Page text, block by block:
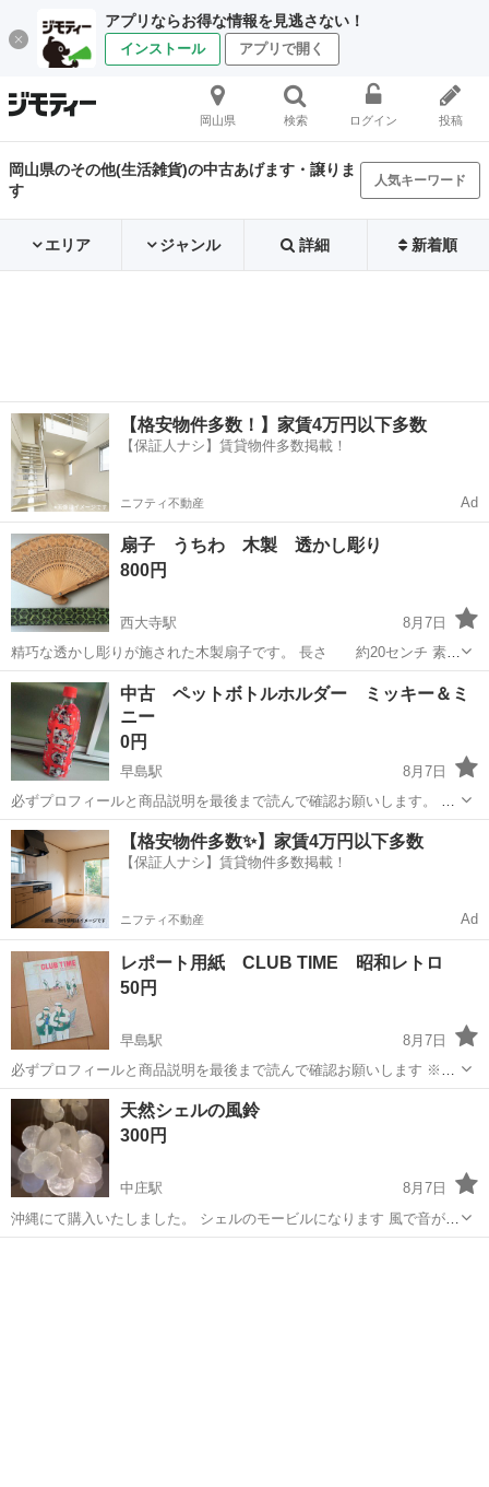
アプリならお得な情報を見逃さない！
インストール アプリで開く
岡山県 検索 ログイン 投稿
岡山県のその他(生活雑貨)の中古あげます・譲りま
す
人気キーワード
エリア ジャンル 詳細 新着順
【格安物件多数！】家賃4万円以下多数
【保証人ナシ】賃貸物件多数掲載！
ニフティ不動産 Ad
扇子 うちわ 木製 透かし彫り
800円
西大寺駅
8月7日
精巧な透かし彫りが施された木製扇子です。 長さ 約20センチ 素
材 木製 デザイン 透かし彫り 中古品
岡山 岡山市 西大寺駅 その他
中古 ペットボトルホルダー ミッキー＆ミ
ニー
0円
早島駅
8月7日
必ずプロフィールと商品説明を最後まで読んで確認お願いします。 ※
ペットボトルホルダー ※ディズニー ※ミッキー＆ミニー ※色 赤×
白 ※定価100円＋税 ※中古 画像よりも状態悪いです！ リメイクの生
地などに！！ ...
岡山 都窪郡 早島駅 その他 ミニー
【格安物件多数✨】家賃4万円以下多数
【保証人ナシ】賃貸物件多数掲載！
ニフティ不動産 Ad
レポート用紙 CLUB TIME 昭和レトロ
50円
早島駅
8月7日
必ずプロフィールと商品説明を最後まで読んで確認お願いします ※レ
ポート用紙 ※CLUB TIME ※定価 100円？ ※中古 残り8枚 表紙裏に
鉛筆で書き込みあり 見落としがあればすみません… ベースボール 野
球 昭...
岡山 都窪郡 早島駅 その他
天然シェルの風鈴
300円
中庄駅
8月7日
沖縄にて購入いたしました。 シェルのモービルになります 風で音がで
ます すごく綺麗でサイズもあるので、素敵です